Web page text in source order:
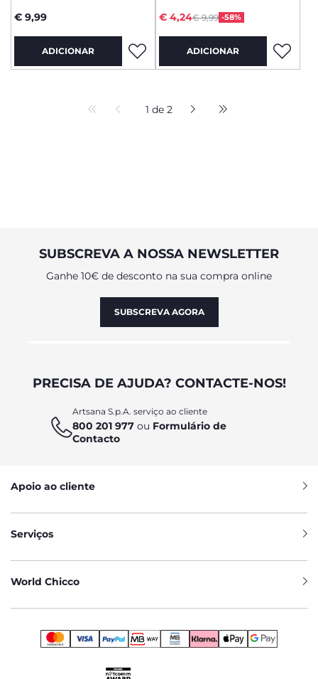
€ 9,99
ADICIONAR
Price reduced from
€ 9,99 -58%
to
€ 4,24
ADICIONAR
1 de 2
SUBSCREVA A NOSSA NEWSLETTER
Ganhe 10€ de desconto na sua compra online
SUBSCREVA AGORA
PRECISA DE AJUDA? CONTACTE-NOS!
Artsana S.p.A. serviço ao cliente
800 201 977 ou Formulário de
Contacto
Apoio ao cliente
Serviços
World Chicco